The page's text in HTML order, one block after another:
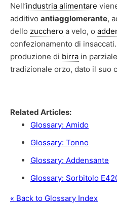
Nell’industria alimentare
additivo antiagglomerante,
dello zucchero a velo, o
confezionamento di
produzione di birra in
tradizionale orzo, dato il suo
Related Articles:
Glossary: Amido
Glossary: Tonno
Glossary: Addensante
Glossary: Sorbitolo
« Back to Glossary Index